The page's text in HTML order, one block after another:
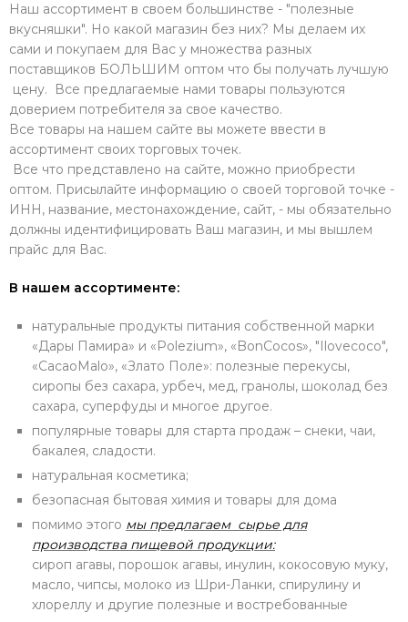
Наш ассортимент в своем большинстве - "полезные
вкусняшки". Но какой магазин без них? Мы делаем их
сами и покупаем для Вас у множества разных
поставщиков БОЛЬШИМ оптом что бы получать лучшую
цену. Все предлагаемые нами товары пользуются
доверием потребителя за свое качество.
Все товары на нашем сайте вы можете ввести в
ассортимент своих торговых точек.
Все что представлено на сайте, можно приобрести
оптом. Присылайте информацию о своей торговой точке -
ИНН, название, местонахождение, сайт, - мы обязательно
должны идентифицировать Ваш магазин, и мы вышлем
прайс для Вас.
В нашем ассортименте:
натуральные продукты питания собственной марки
«Дары Памира» и «Polezium», «BonCocos», "Ilovecoco",
«CacaoMalo», «Злато Поле»: полезные перекусы,
сиропы без сахара, урбеч, мед, гранолы, шоколад без
сахара, суперфуды и многое другое.
популярные товары для старта продаж – снеки, чаи,
бакалея, сладости.
натуральная косметика;
безопасная бытовая химия и товары для дома
помимо этого мы предлагаем сырье для
производства пищевой продукции:
сироп агавы, порошок агавы, инулин, кокосовую муку,
масло, чипсы, молоко из Шри-Ланки, спирулину и
хлореллу и другие полезные и востребованные